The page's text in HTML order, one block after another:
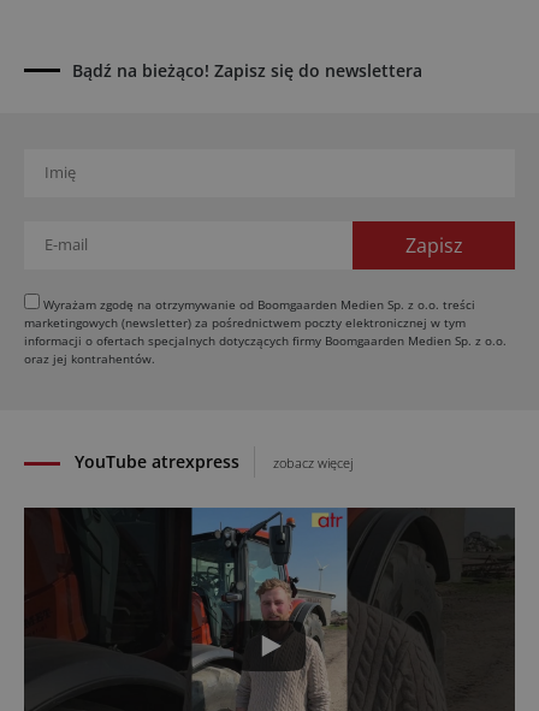
01.08.2026
Kukurydza w Polsce: aktualny stan plantacji
Amazone ZG-TX precyzyjniejszy rozsiewacz
29.07.2026
29.07.2026
YouTube atrexpress zobacz więcej
Bądź na bieżąco! Zapisz się do newslettera
Wyrażam zgodę na otrzymywanie od Boomgaarden Medien Sp. z o.o. treści
marketingowych (newsletter) za pośrednictwem poczty elektronicznej w tym
informacji o ofertach specjalnych dotyczących firmy Boomgaarden Medien Sp. z o.o.
oraz jej kontrahentów.